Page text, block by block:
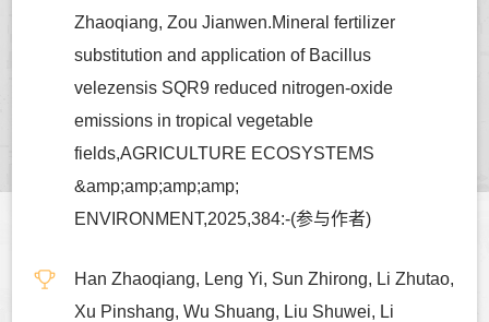
Zhaoqiang, Zou Jianwen.Mineral fertilizer
substitution and application of Bacillus
velezensis SQR9 reduced nitrogen-oxide
emissions in tropical vegetable
fields,AGRICULTURE ECOSYSTEMS
&amp;amp;amp;amp;
ENVIRONMENT,2025,384:-(参与作者)
Han Zhaoqiang, Leng Yi, Sun Zhirong, Li Zhutao,
Xu Pinshang, Wu Shuang, Liu Shuwei, Li